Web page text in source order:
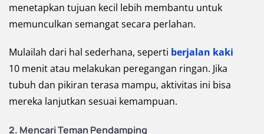
menetapkan tujuan kecil lebih membantu untuk
memunculkan semangat secara perlahan.
Mulailah dari hal sederhana, seperti berjalan kaki
10 menit atau melakukan peregangan ringan. Jika
tubuh dan pikiran terasa mampu, aktivitas ini bisa
mereka lanjutkan sesuai kemampuan.
2. Mencari Teman Pendamping